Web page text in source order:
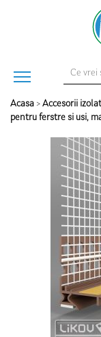
Acasa > Accesorii
pentru ferstre si usi,